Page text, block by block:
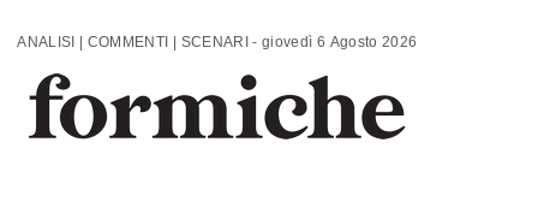
ANALISI | COMMENTI | SCENARI - giovedì 6 Agosto 2026